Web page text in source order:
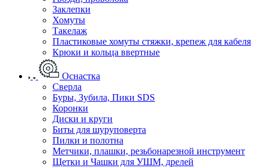
Заклепки
Хомуты
Такелаж
Пластиковые хомуты стяжки, крепеж для кабеля
Крюки и кольца ввертные
Оснастка
Сверла
Буры, Зубила, Пики SDS
Коронки
Диски и круги
Биты для шуруповерта
Пилки и полотна
Метчики, плашки, резьбонарезной инструмент
Щетки и Чашки для УШМ, дрелей